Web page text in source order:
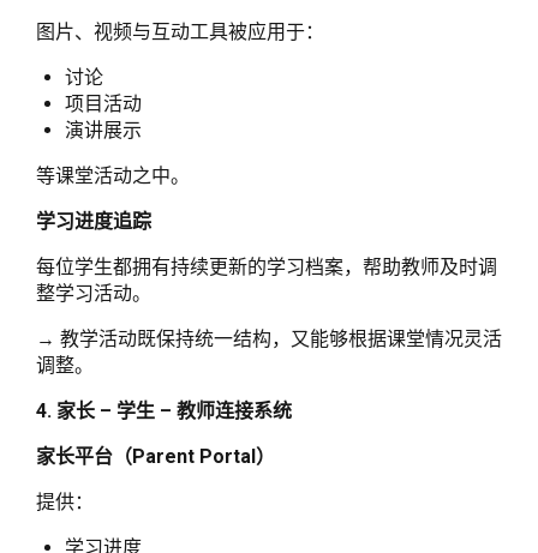
图片、视频与互动工具被应用于：
讨论
项目活动
演讲展示
等课堂活动之中。
学习进度追踪
每位学生都拥有持续更新的学习档案，帮助教师及时调
整学习活动。
→ 教学活动既保持统一结构，又能够根据课堂情况灵活
调整。
4. 家长 – 学生 – 教师连接系统
家长平台（Parent Portal）
提供：
学习进度